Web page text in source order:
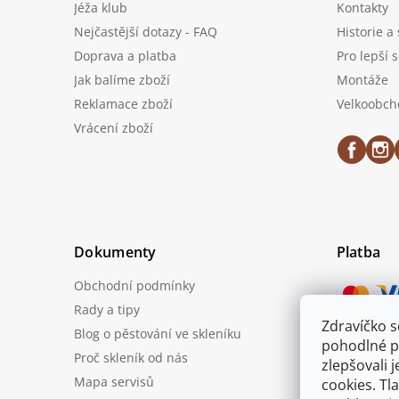
Zdravíčko
pohodlné
zlepšovali
cookies.
Jéža klub
Nejčastější dotazy - FAQ
Doprava a platba
Jak balíme zboží
Reklamace zboží
Vrácení zboží
Kontakty
Historie a
Pro lepší
Montáže
Dokumenty
Obchodní podmínky
Rady a tipy
Blog o pěstování ve skleníku
Proč skleník od nás
Mapa servisů
Platba